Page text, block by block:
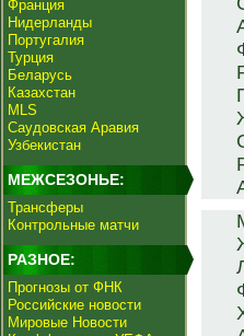
Франция
Нидерланды
Португалия
Турция
Беларусь
Казахстан
MLS
Саудовская Аравия
Узбекистан
МЕЖСЕЗОНЬЕ:
Трансферы
Контрольные матчи
РАЗНОЕ:
Прогнозы от ФНК
Российские новости
Мировые Новости